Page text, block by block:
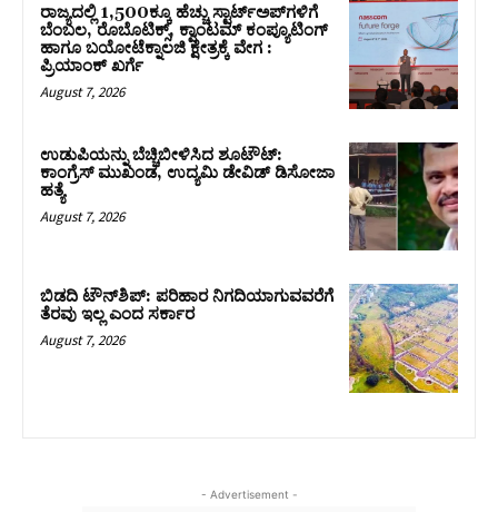
ರಾಜ್ಯದಲ್ಲಿ 1,500ಕ್ಕೂ ಹೆಚ್ಚು ಸ್ಟಾರ್ಟ್‌ಅಪ್‌ಗಳಿಗೆ
ಬೆಂಬಲ, ರೊಬೊಟಿಕ್ಸ್, ಕ್ವಾಂಟಮ್ ಕಂಪ್ಯೂಟಿಂಗ್
ಹಾಗೂ ಬಯೋಟೆಕ್ನಾಲಜಿ ಕ್ಷೇತ್ರಕ್ಕೆ ವೇಗ :
ಪ್ರಿಯಾಂಕ್‌ ಖರ್ಗೆ
August 7, 2026
ಉಡುಪಿಯನ್ನು ಬೆಚ್ಚಿಬೀಳಿಸಿದ ಶೂಟೌಟ್‌:
ಕಾಂಗ್ರೆಸ್‌ ಮುಖಂಡ, ಉದ್ಯಮಿ ಡೇವಿಡ್ ಡಿಸೋಜಾ
ಹತ್ಯೆ
August 7, 2026
ಬಿಡದಿ ಟೌನ್‌ಶಿಪ್‌: ಪರಿಹಾರ ನಿಗದಿಯಾಗುವವರೆಗೆ
ತೆರವು ಇಲ್ಲ ಎಂದ ಸರ್ಕಾರ
August 7, 2026
- Advertisement -